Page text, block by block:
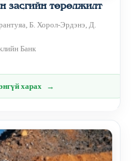
засгийн төрөлжилт
Б. Хорол-Эрдэнэ, Д.
Банк
харах